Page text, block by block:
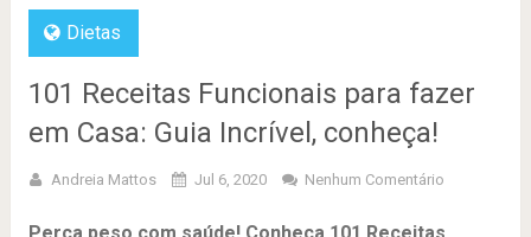
Dietas
101 Receitas Funcionais para fazer
em Casa: Guia Incrível, conheça!
Andreia Mattos Jul 6, 2020 Nenhum Comentário